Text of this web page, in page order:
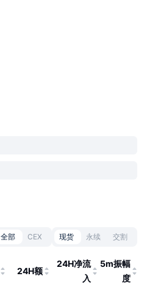
全部 CEX 现货 永续 交割
24H额
24H净流
入
5m振幅
度